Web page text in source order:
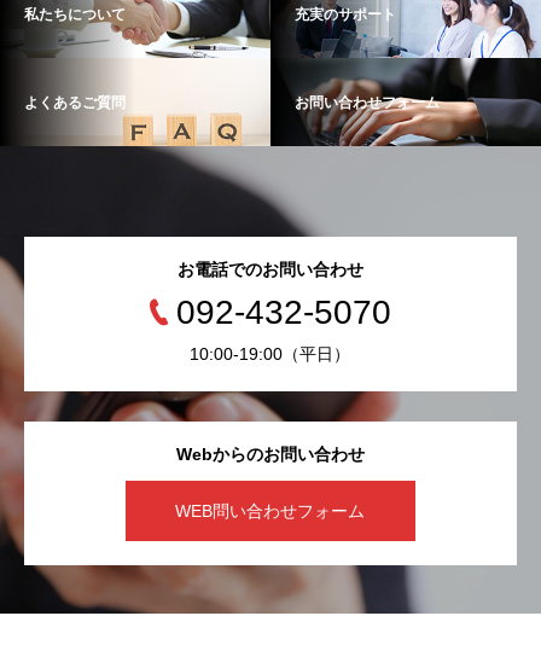
私たちについて 充実のサポート
よくあるご質問 お問い合わせフォーム
Webからのお問い合わせ
WEB問い合わせフォーム
お電話でのお問い合わせ
092-432-5070
10:00-19:00（平日）